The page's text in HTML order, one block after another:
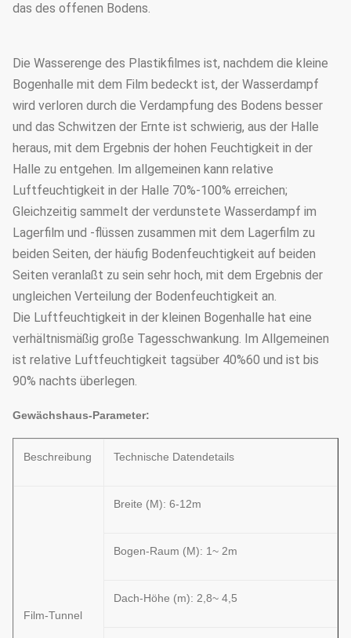
das des offenen Bodens.
Die Wasserenge des Plastikfilmes ist, nachdem die kleine
Bogenhalle mit dem Film bedeckt ist, der Wasserdampf
wird verloren durch die Verdampfung des Bodens besser
und das Schwitzen der Ernte ist schwierig, aus der Halle
heraus, mit dem Ergebnis der hohen Feuchtigkeit in der
Halle zu entgehen. Im allgemeinen kann relative
Luftfeuchtigkeit in der Halle 70%-100% erreichen;
Gleichzeitig sammelt der verdunstete Wasserdampf im
Lagerfilm und -flüssen zusammen mit dem Lagerfilm zu
beiden Seiten, der häufig Bodenfeuchtigkeit auf beiden
Seiten veranlaßt zu sein sehr hoch, mit dem Ergebnis der
ungleichen Verteilung der Bodenfeuchtigkeit an.
Die Luftfeuchtigkeit in der kleinen Bogenhalle hat eine
verhältnismäßig große Tagesschwankung. Im Allgemeinen
ist relative Luftfeuchtigkeit tagsüber 40%60 und ist bis
90% nachts überlegen.
Gewächshaus-Parameter:
Beschreibung Technische Datendetails
Film-Tunnel
Breite (M): 6-12m
Bogen-Raum (M): 1~ 2m
Dach-Höhe (m): 2,8~ 4,5